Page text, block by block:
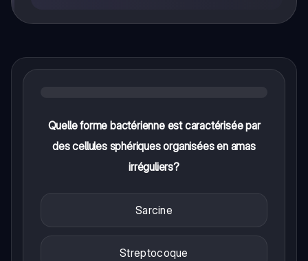
Quelle forme bactérienne est caractérisée par
des cellules sphériques organisées en amas
irréguliers?
Sarcine
Streptocoque